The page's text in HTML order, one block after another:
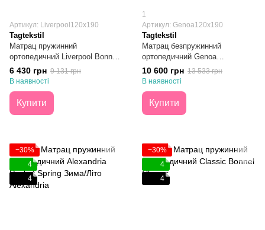
Артикул: Liverpool120х190
Tagtekstil
Матрац пружинний
ортопедичний Liverpool Bonnel
Зима/Літо 120х190
6 430 грн 9 131 грн
В наявності
Купити
1
Артикул: Genoa120х190
Tagtekstil
Матрац безпружинний
ортопедичний Genoa
Пінополіуретан Зима/Літо
120х190
10 600 грн 13 533 грн
В наявності
Купити
−30%
4
4
−30%
4
4